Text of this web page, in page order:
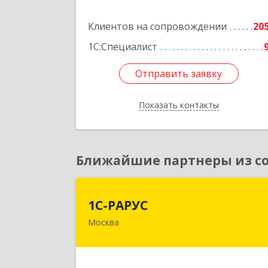
Клиентов на сопровождении
1С:Специалист
Отправить заявку
Показать контакты
Подробнее
Отправить заявку
Назад
Ближайшие партнеры из
1С-РАРУС
Москва127434, Москва г, Дмитровское ш,